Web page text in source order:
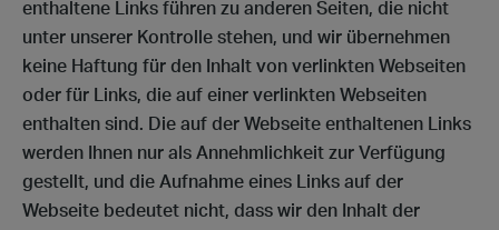
enthaltene Links führen zu anderen Seiten, die nicht
unter unserer Kontrolle stehen, und wir übernehmen
keine Haftung für den Inhalt von verlinkten Webseiten
oder für Links, die auf einer verlinkten Webseiten
enthalten sind. Die auf der Webseite enthaltenen Links
werden Ihnen nur als Annehmlichkeit zur Verfügung
gestellt, und die Aufnahme eines Links auf der
Webseite bedeutet nicht, dass wir den Inhalt der